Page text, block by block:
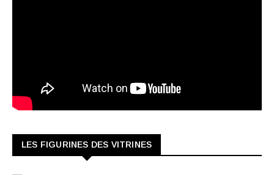
LES FIGURINES DES VITRINES